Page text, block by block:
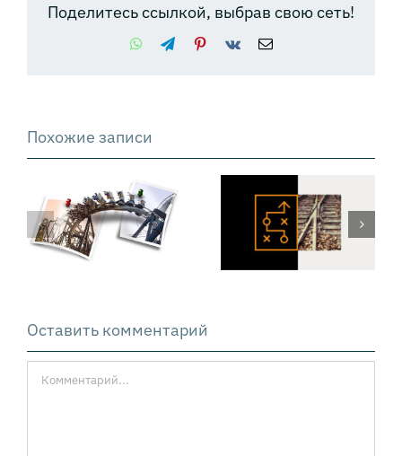
Поделитесь ссылкой, выбрав свою сеть!
WhatsApp
TelegramPinterest
Vk Email
Похожие записи
Техника PSDM:
как решать
сложные
Оставить комментарий